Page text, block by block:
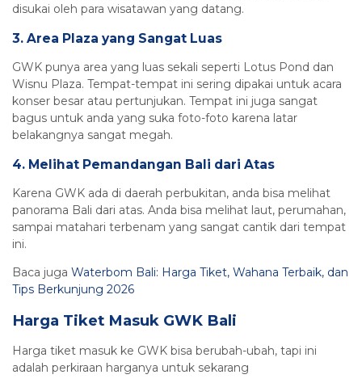
disukai oleh para wisatawan yang datang.
3. Area Plaza yang Sangat Luas
GWK punya area yang luas sekali seperti Lotus Pond dan
Wisnu Plaza. Tempat-tempat ini sering dipakai untuk acara
konser besar atau pertunjukan. Tempat ini juga sangat
bagus untuk anda yang suka foto-foto karena latar
belakangnya sangat megah.
4. Melihat Pemandangan Bali dari Atas
Karena GWK ada di daerah perbukitan, anda bisa melihat
panorama Bali dari atas. Anda bisa melihat laut, perumahan,
sampai matahari terbenam yang sangat cantik dari tempat
ini.
Baca juga Waterbom Bali: Harga Tiket, Wahana Terbaik, dan
Tips Berkunjung 2026
Harga Tiket Masuk GWK Bali
Harga tiket masuk ke GWK bisa berubah-ubah, tapi ini
adalah perkiraan harganya untuk sekarang